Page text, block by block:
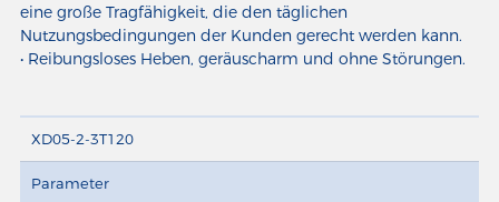
eine große Tragfähigkeit, die den täglichen
Nutzungsbedingungen der Kunden gerecht werden kann.
• Reibungsloses Heben, geräuscharm und ohne Störungen.
XD05-2-3T120
Parameter